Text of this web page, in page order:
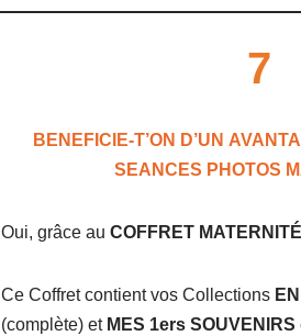
7
BENEFICIE-T’ON D’UN
SEANCES PHOTOS
Oui, grâce au COFFRET MATERNITÉ
Ce Coffret contient vos Collections
(complète) et MES 1ers SOUVENIRS